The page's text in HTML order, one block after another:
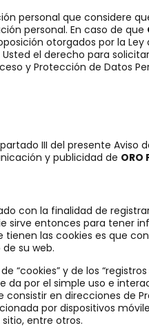
personal que considere
personal. En caso de que
otorgados por la Ley
el derecho para
y Protección de Datos
III del presente Aviso
y publicidad de ORO
con la finalidad de
sirve entonces para tener
las cookies es que
su web.
y de los “registros
da por el simple uso e
en direcciones de
por dispositivos
entre otros.